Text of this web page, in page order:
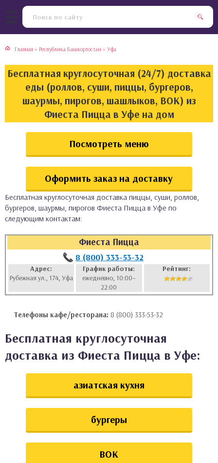
Главная » Республика Башкортостан » Уфа
Бесплатная круглосуточная (24/7) доставка
еды (роллов, суши, пиццы, бургеров,
шаурмы, пирогов, шашлыков, ВОК) из
Фиеста Пицца в Уфе на дом
Посмотреть меню
Оформить заказ на доставку
Бесплатная круглосуточная доставка пиццы, суши, роллов,
бургеров, шаурмы, пирогов Фиеста Пицца в Уфе по
следующим контактам:
Фиеста Пицца
8 (800) 333-53-32
Адрес:
Рубежная ул., 174, Уфа
График работы:
ежедневно, 10:00–
22:00
Рейтинг:
Телефоны кафе/ресторана: 8 (800) 333-53-32
Бесплатная круглосуточная
доставка из Фиеста Пицца в Уфе:
азиатская кухня
бургеры
ВОК
кухня
кухня
кухня
кухня
булочки